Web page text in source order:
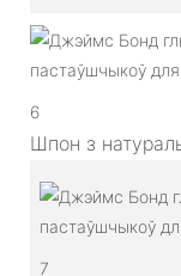
6
Шпон з
7